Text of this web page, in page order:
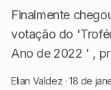
Finalmente
votação do
Ano de 2022 ' ,
Elian Valdez ·18 de